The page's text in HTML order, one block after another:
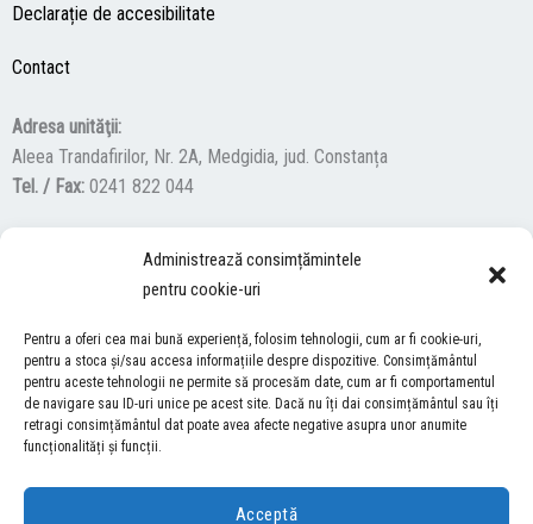
Administrează consimțămintele
pentru cookie-uri
Pentru a oferi cea mai bună experiență, folosim tehnologii, cum ar fi cookie-uri,
pentru a stoca și/sau accesa informațiile despre dispozitive. Consimțământul
pentru aceste tehnologii ne permite să procesăm date, cum ar fi comportamentul
de navigare sau ID-uri unice pe acest site. Dacă nu îți dai consimțământul sau îți
retragi consimțământul dat poate avea afecte negative asupra unor anumite
funcționalități și funcții.
Acceptă
Declarație de accesibilitate
Contact
Adresa unităţii:
Aleea Trandafirilor, Nr. 2A, Medgidia, jud. Constanța
Tel. / Fax: 0241 822 044
F
a
c
e
b
o
k
Y
u
t
u
b
I
s
t
a
g
a
ACCES NEVĂZĂTORI
Descărcați programul NonVisual Desktop Acces, care oferă
persoanelor cu dizabilități vizuale posibilitatea de a consulta site-ul